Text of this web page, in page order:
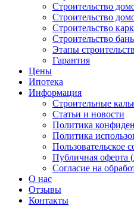
Строительство
Строительство
Строительство
Строительство бань
Этапы
Гарантия
Цены
Ипотека
Информация
Строительные
Статьи и новости
Политика
Политика
Пользовательское
Публичная оферта
Согласие на
О нас
Отзывы
Контакты